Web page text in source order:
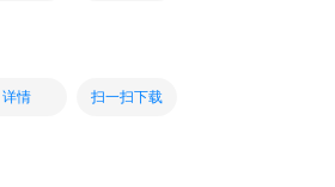
详情 扫一扫下载